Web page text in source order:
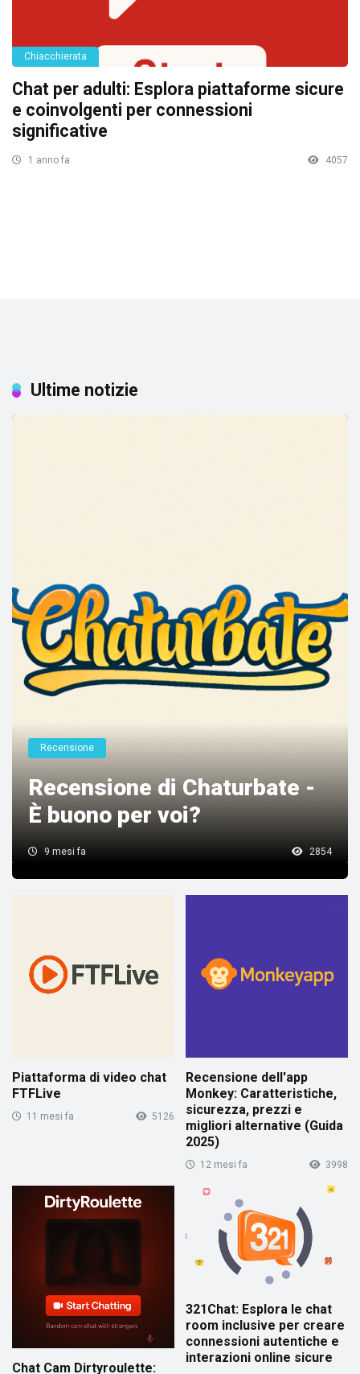
Chiacchierata
Chat per adulti: Esplora piattaforme sicure
e coinvolgenti per connessioni
significative
1 anno fa 4057
Ultime notizie
Recensione
Recensione di Chaturbate -
È buono per voi?
9 mesi fa 2854
Piattaforma di video chat
FTFLive
11 mesi fa 5126
Recensione dell'app
Monkey: Caratteristiche,
sicurezza, prezzi e
migliori alternative (Guida
2025)
12 mesi fa 3998
Chat Cam Dirtyroulette:
321Chat: Esplora le chat
room inclusive per creare
connessioni autentiche e
interazioni online sicure